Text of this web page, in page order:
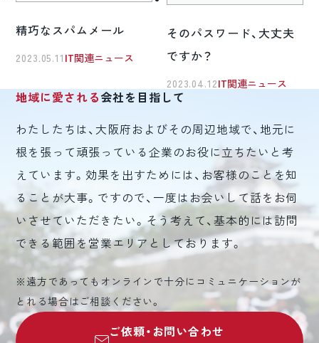
精巧なスパムメール
2023.05.11 IT関連ニュース
そのパスワード、大丈夫
ですか？
2023.04.12 IT関連ニュース
地域に愛される会社を目指して
わたしたちは、大阪府およびその周辺地域で、地元に
根を張って頑張っている企業のお役に立ちたいと考
えています。効果を出すためには、お客様のことを知
ることが大事。ですので、一度はお会いして話をお伺
いさせていただきたい。そう考えて、基本的には訪問
できる範囲を営業エリアとしております。
※遠方であってもオンラインで十分にコミュニケーションが
とれる場合はご相談ください。
ご依頼・お問い合わせ